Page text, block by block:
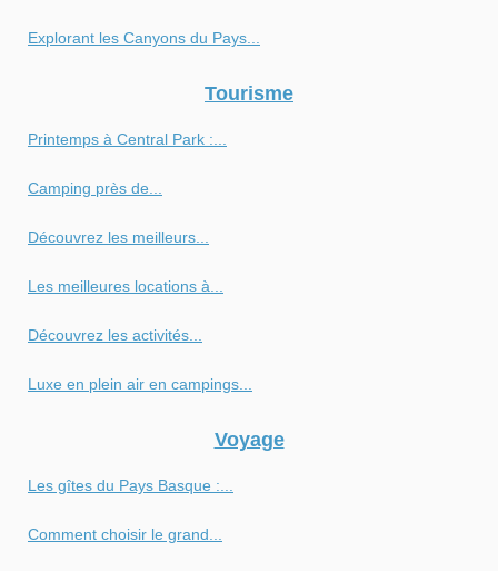
Explorant les Canyons du Pays...
Tourisme
Printemps à Central Park :...
Camping près de...
Découvrez les meilleurs...
Les meilleures locations à...
Découvrez les activités...
Luxe en plein air en campings...
Voyage
Les gîtes du Pays Basque :...
Comment choisir le grand...